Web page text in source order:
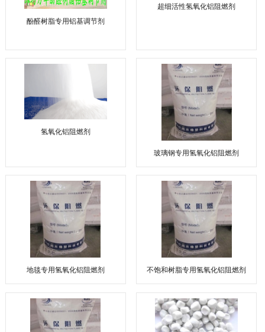
酚醛树脂专用铝基调节剂
超细活性氢氧化铝阻燃剂
氢氧化铝阻燃剂
玻璃钢专用氢氧化铝阻燃剂
地毯专用氢氧化铝阻燃剂 不饱和树脂专用氢氧化铝阻燃剂